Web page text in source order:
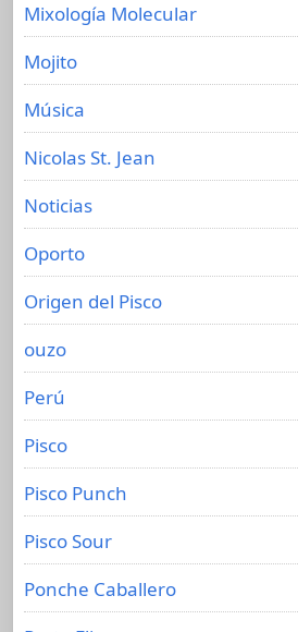
Mixología Molecular
Mojito
Música
Nicolas St. Jean
Noticias
Oporto
Origen del Pisco
ouzo
Perú
Pisco
Pisco Punch
Pisco Sour
Ponche Caballero